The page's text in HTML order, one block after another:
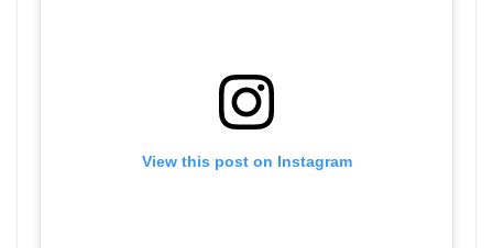
View this post on Instagram